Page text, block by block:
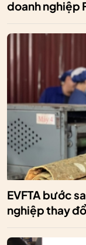
doanh nghiệp
EVFTA bước
nghiệp thay